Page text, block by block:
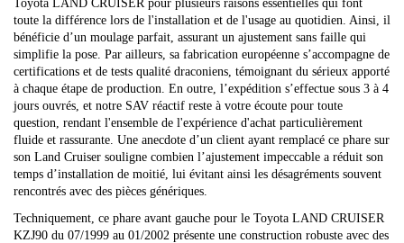
Toyota LAND CRUISER pour plusieurs raisons essentielles qui font
toute la différence lors de l'installation et de l'usage au quotidien. Ainsi, il
bénéficie d’un moulage parfait, assurant un ajustement sans faille qui
simplifie la pose. Par ailleurs, sa fabrication européenne s’accompagne de
certifications et de tests qualité draconiens, témoignant du sérieux apporté
à chaque étape de production. En outre, l’expédition s’effectue sous 3 à 4
jours ouvrés, et notre SAV réactif reste à votre écoute pour toute
question, rendant l'ensemble de l'expérience d'achat particulièrement
fluide et rassurante. Une anecdote d’un client ayant remplacé ce phare sur
son Land Cruiser souligne combien l’ajustement impeccable a réduit son
temps d’installation de moitié, lui évitant ainsi les désagréments souvent
rencontrés avec des pièces génériques.
Techniquement, ce phare avant gauche pour le Toyota LAND CRUISER
KZJ90 du 07/1999 au 01/2002 présente une construction robuste avec des